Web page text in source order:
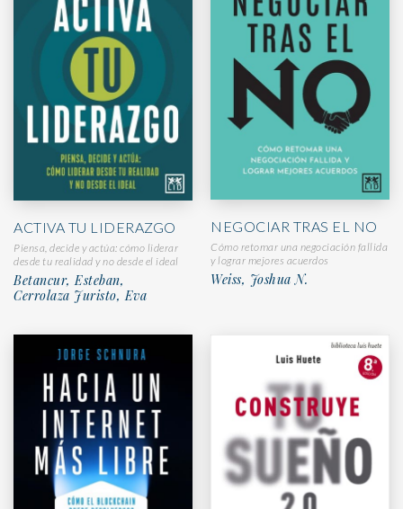
ACTIVA TU LIDERAZGO
Piensa, decide y actúa: cómo liderar
desde tu realidad y no desde el ideal
Betancur, Esteban,
Cerrolaza Juristo, Eva
NEGOCIAR TRAS EL NO
Cómo retomar una negociación fallida
y lograr mejores acuerdos
Weiss, Joshua N.